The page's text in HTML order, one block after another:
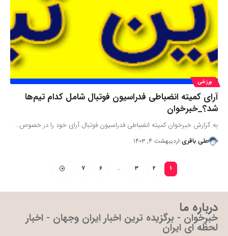
ورزشی
آرای کمیته انضباطی فدراسیون فوتبال شامل کدام تیم‌ها
شد؟_خبرخوان
به گزارش خبرخوان کمیته انضباطی فدراسیون فوتبال آرای خود را در خصوص…
علی باقری اردیبهشت ۴, ۱۴۰۳
1
2
3
…
6
7
درباره ما
خبرخوان - برگزیده ترین اخبار ایران وجهان - اخبار
لحظه ای ایران